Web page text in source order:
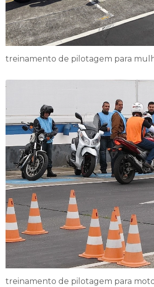
treinamento de pilotagem para
treinamento de pilotagem para